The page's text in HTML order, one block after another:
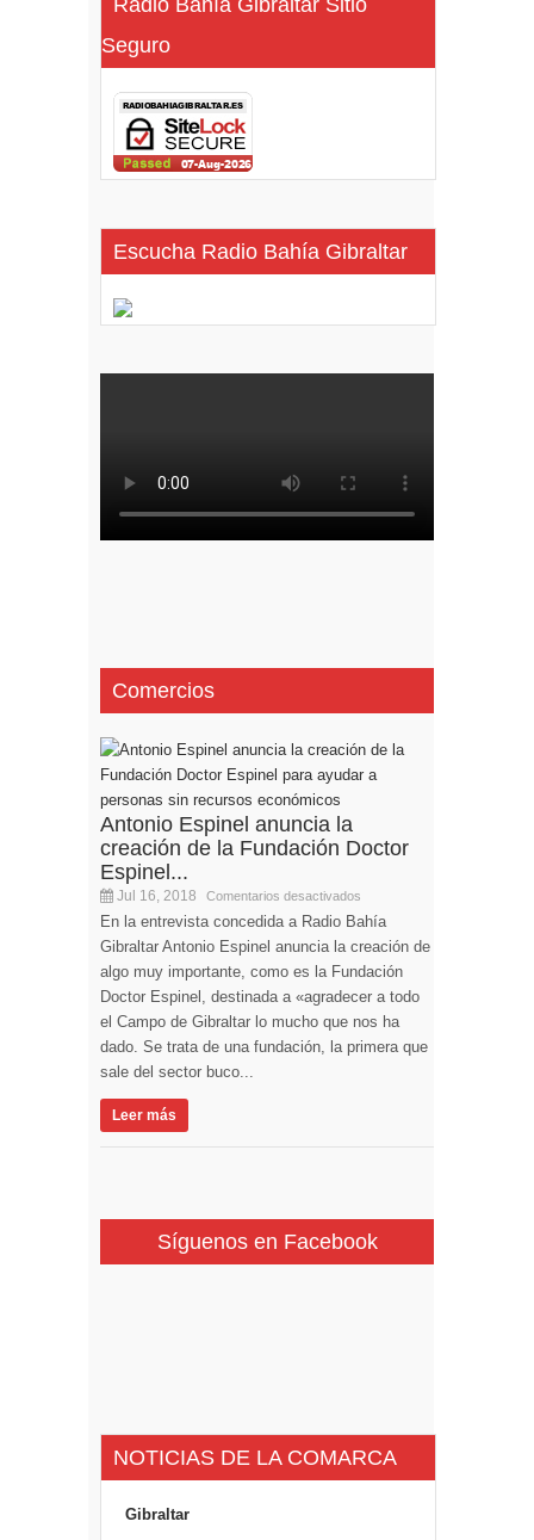
Radio Bahía Gibraltar Sitio
Seguro
Escucha Radio Bahía Gibraltar
Comercios
Antonio Espinel anuncia la
creación de la Fundación Doctor
Espinel...
Jul 16, 2018 Comentarios desactivados
En la entrevista concedida a Radio Bahía
Gibraltar Antonio Espinel anuncia la creación de
algo muy importante, como es la Fundación
Doctor Espinel, destinada a «agradecer a todo
el Campo de Gibraltar lo mucho que nos ha
dado. Se trata de una fundación, la primera que
sale del sector buco...
Leer más
Síguenos en Facebook
NOTICIAS DE LA COMARCA
Gibraltar